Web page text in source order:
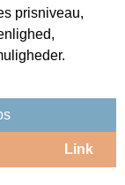
prisniveau,
Link